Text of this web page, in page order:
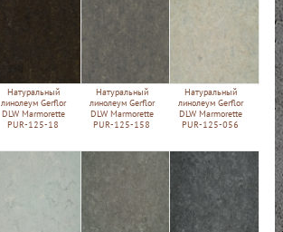
Натуральный
линолеум Gerflor
DLW Marmorette
PUR-125-18
Натуральный
линолеум Gerflor
DLW Marmorette
PUR-125-158
Натуральный
линолеум Gerflor
DLW Marmorette
PUR-125-056